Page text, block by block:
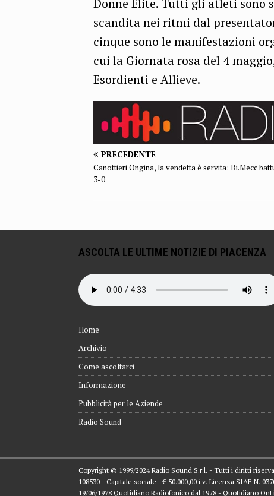
Donne Elite. Tutti gli atleti sono
scandita nei ritmi dal
cinque sono le manifestazioni
cui la Giornata rosa del 4
Esordienti e Allieve.
PRECEDENTE
Canottieri Ongina, la vendetta è servita: Bi.Mecc
3-0
ASCOLTA LE ULTIME NOTIZIE DI PIACENZA
Home
Archivio
Come ascoltarci
Informazione
Pubblicità per le Aziende
Radio Sound
Copyright © 1999/2024 Radio Sound S.r.l. - Tutti i diritti
108530 - Capitale sociale - € 50.000,00 i.v. Licenza SIAE N.
19/06/1978 Quotidiano Radiofonico dal 1978 - Quotidiano